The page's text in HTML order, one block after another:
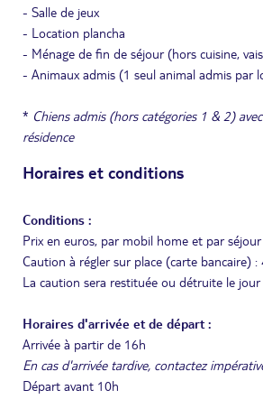
- Salle de jeux
- Location plancha
- Ménage de fin de séjour (hors cuisine,
- Animaux admis (1 seul animal admis par
* Chiens admis (hors catégories 1 & 2)
résidence
Horaires et conditions
Conditions :
Prix en euros, par mobil home et par séjour
Caution à régler sur place (carte bancaire)
La caution sera restituée ou détruite le
Horaires d'arrivée et de départ :
Arrivée à partir de 16h
En cas d'arrivée tardive, contactez
Départ avant 10h